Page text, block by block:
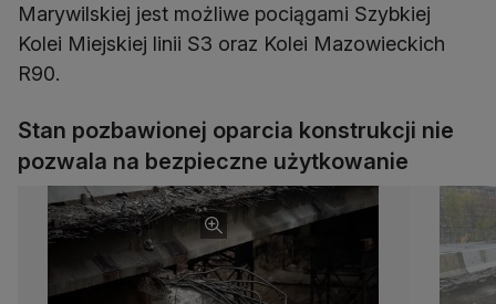
Marywilskiej jest możliwe pociągami Szybkiej
Kolei Miejskiej linii S3 oraz Kolei Mazowieckich
R90.
Stan pozbawionej oparcia konstrukcji nie
pozwala na bezpieczne użytkowanie